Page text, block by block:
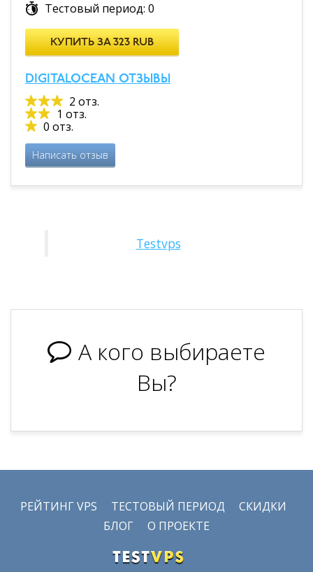
Тестовый период: 0
КУПИТЬ ЗА 323 RUB
DIGITALOCEAN ОТЗЫВЫ
2 отз.
1 отз.
0 отз.
Написать отзыв
Testvps
А кого выбираете
Вы?
РЕЙТИНГ VPS ТЕСТОВЫЙ ПЕРИОД
СКИДКИ
БЛОГ
О ПРОЕКТЕ